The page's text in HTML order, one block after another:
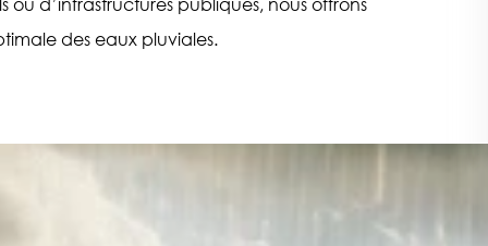
ou d’infrastructures publiques, nous offrons
des eaux pluviales.